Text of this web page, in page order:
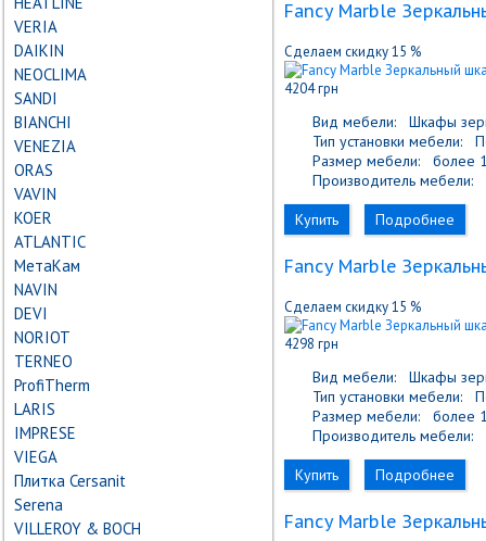
VERIA
DAIKIN
NEOCLIMA
SANDI
BIANCHI
VENEZIA
ORAS
VAVIN
KOER
ATLANTIC
МетаКам
NAVIN
DEVI
NORIOT
TERNEO
ProfiTherm
LARIS
IMPRESE
VIEGA
Плитка Cersanit
Serena
VILLEROY & BOCH
Fancy Marble
Сделаем скидку 15 %
4204 грн
Вид мебели:
Шкафы
Тип установки мебели:
Размер мебели:
более
Производитель мебели:
Купить
Подробнее
Fancy Marble
Сделаем скидку 15 %
4298 грн
Вид мебели:
Шкафы
Тип установки мебели:
Размер мебели:
более
Производитель мебели:
Купить
Подробнее
Fancy Marble